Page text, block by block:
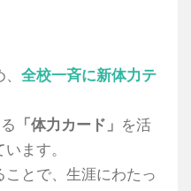
全校一斉に新体力テ
「体力カード」 を活
ます。
とで、生涯にわたっ